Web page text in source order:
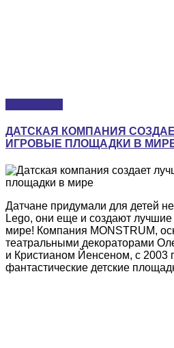
ДАТСКАЯ КОМПАНИЯ
ИГРОВЫЕ ПЛОЩАДКИ В
Датчане придумали для детей не
Lego, они еще и создают
мире! Компания MONSTRUM,
театральными декораторами
и Кристианом Йенсеном, с 2003
фантастические детские